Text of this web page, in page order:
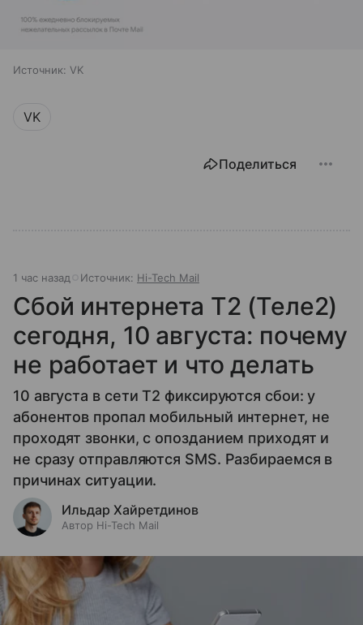
Источник: VK
VK
Поделиться
1 час назад Источник: Hi-Tech Mail
Сбой интернета T2 (Теле2)
сегодня, 10 августа: почему
не работает и что делать
10 августа в сети T2 фиксируются сбои: у
абонентов пропал мобильный интернет, не
проходят звонки, с опозданием приходят и
не сразу отправляются SMS. Разбираемся в
причинах ситуации.
Ильдар Хайретдинов
Автор Hi-Tech Mail